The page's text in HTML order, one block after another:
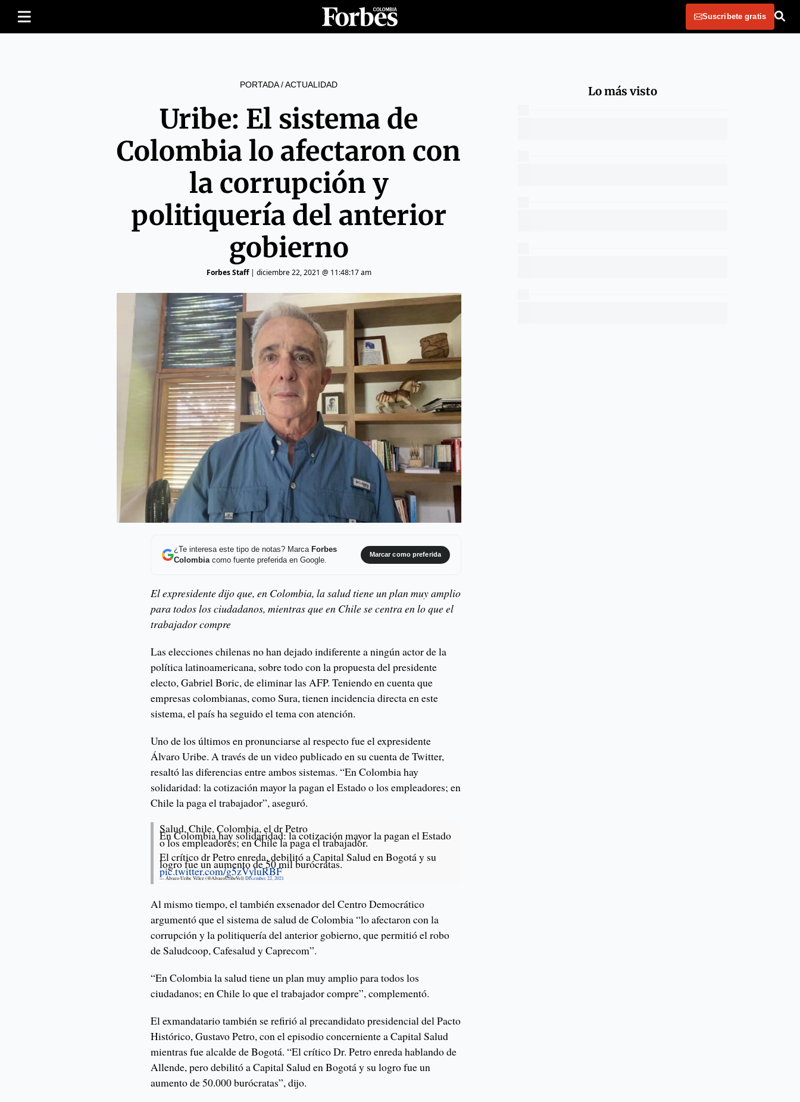
Suscribete gratis
PORTADA/ACTUALIDAD
Uribe: El sistema de
Colombia lo afectaron con
la corrupción y
politiquería del anterior
gobierno
Forbes Staff| diciembre 22, 2021 @ 11:48:17 am
¿Te interesa este tipo de notas? Marca Forbes
Colombiacomo fuente preferida en Google.
Marcar como preferida
El expresidente dijo que, en Colombia, la salud tiene un plan muy amplio
para todos los ciudadanos, mientras que en Chile se centra en lo que el
trabajador compre
Las elecciones chilenas no han dejado indiferente a ningún actor de la
política latinoamericana, sobre todo con la propuesta del presidente
electo, Gabriel Boric, de eliminar las AFP. Teniendo en cuenta que
empresas colombianas, como Sura, tienen incidencia directa en este
sistema, el país ha seguido el tema con atención.
Uno de los últimos en pronunciarse al respecto fue el expresidente
Álvaro Uribe. A través de un video publicado en su cuenta de Twitter,
resaltó las diferencias entre ambos sistemas. “En Colombia hay
solidaridad: la cotización mayor la pagan el Estado o los empleadores; en
Chile la paga el trabajador”, aseguró.
Salud, Chile, Colombia, el dr Petro
En Colombia hay solidaridad: la cotización mayor la pagan el Estado
o los empleadores; en Chile la paga el trabajador.
El crítico dr Petro enreda, debilitó a Capital Salud en Bogotá y su
logro fue un aumento de 50 mil burócratas.
pic.twitter.com/g5zVyluRBF
— Álvaro Uribe Vélez (@AlvaroUribeVel)December 22, 2021
Al mismo tiempo, el también exsenador del Centro Democrático
argumentó que el sistema de salud de Colombia “lo afectaron con la
corrupción y la politiquería del anterior gobierno, que permitió el robo
de Saludcoop, Cafesalud y Caprecom”.
“En Colombia la salud tiene un plan muy amplio para todos los
ciudadanos; en Chile lo que el trabajador compre”, complementó.
El exmandatario también se refirió al precandidato presidencial del Pacto
Histórico, Gustavo Petro, con el episodio concerniente a Capital Salud
mientras fue alcalde de Bogotá. “El crítico Dr. Petro enreda hablando de
Allende, pero debilitó a Capital Salud en Bogotá y su logro fue un
aumento de 50.000 burócratas”, dijo.
Lo más visto